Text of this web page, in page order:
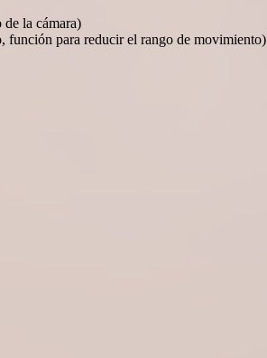
la cámara)
función para reducir el rango de movimiento)